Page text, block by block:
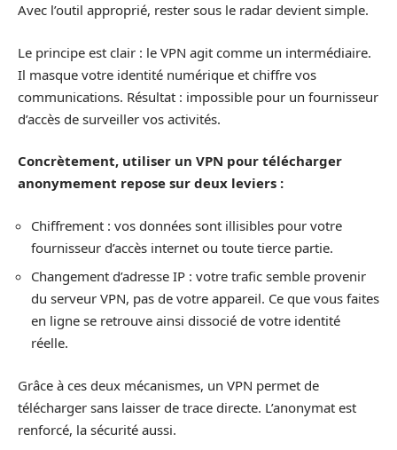
Avec l’outil approprié, rester sous le radar devient simple.
Le principe est clair : le VPN agit comme un intermédiaire.
Il masque votre identité numérique et chiffre vos
communications. Résultat : impossible pour un fournisseur
d’accès de surveiller vos activités.
Concrètement, utiliser un VPN pour télécharger
anonymement repose sur deux leviers :
Chiffrement : vos données sont illisibles pour votre
fournisseur d’accès internet ou toute tierce partie.
Changement d’adresse IP : votre trafic semble provenir
du serveur VPN, pas de votre appareil. Ce que vous faites
en ligne se retrouve ainsi dissocié de votre identité
réelle.
Grâce à ces deux mécanismes, un VPN permet de
télécharger sans laisser de trace directe. L’anonymat est
renforcé, la sécurité aussi.